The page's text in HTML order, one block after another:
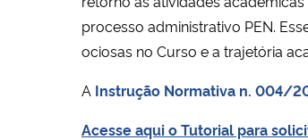
processo administrativo PEN.
ociosas no Curso e a trajetória
A Instrução Normativa n. 004/
Acesse aqui o Tutorial para